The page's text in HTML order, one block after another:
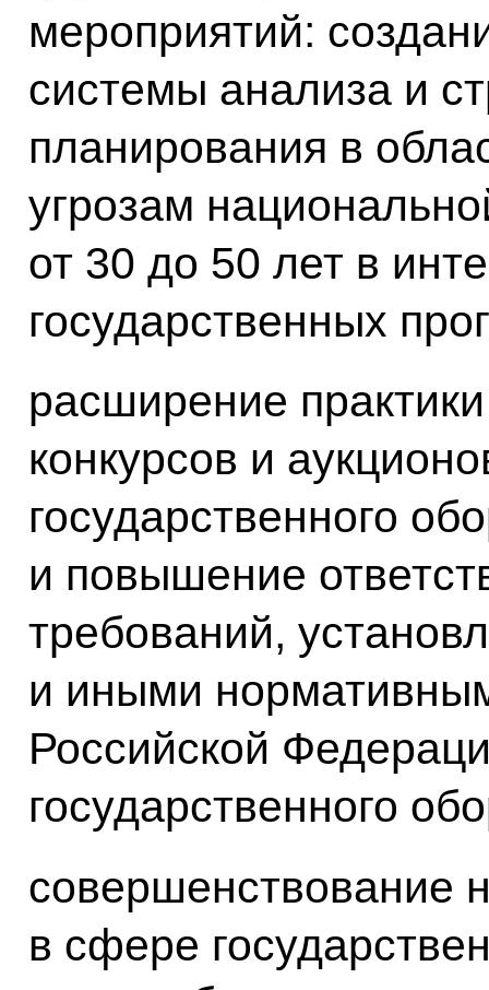
мероприятий:
системы анализа и
планирования в
угрозам
от 30 до 50 лет в
государственных
расширение
конкурсов и
государственного
и повышение
требований,
и иными
Российской
государственного
совершенствование
в сфере